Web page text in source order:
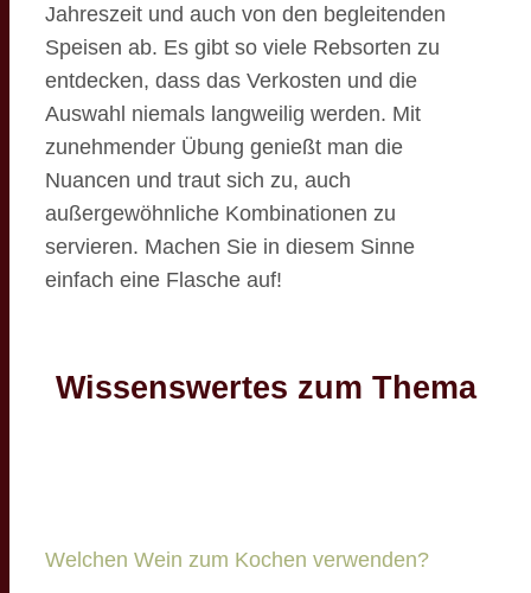
Jahreszeit und auch von den begleitenden
Speisen ab. Es gibt so viele Rebsorten zu
entdecken, dass das Verkosten und die
Auswahl niemals langweilig werden. Mit
zunehmender Übung genießt man die
Nuancen und traut sich zu, auch
außergewöhnliche Kombinationen zu
servieren. Machen Sie in diesem Sinne
einfach eine Flasche auf!
Wissenswertes zum Thema
Welchen Wein zum Kochen verwenden?